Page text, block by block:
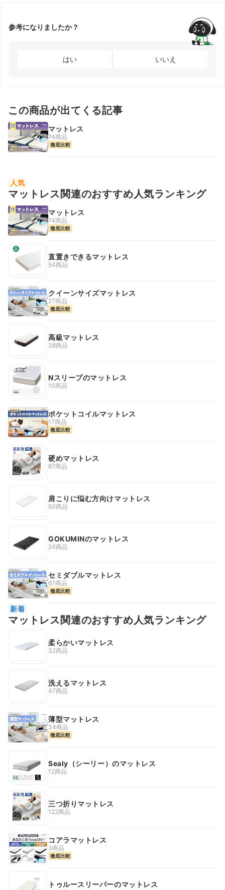
参考になりましたか？
はい いいえ
この商品が出てくる記事
マットレス
74商品
徹底比較
人気
マットレス関連のおすすめ人気ランキング
マットレス
74商品
徹底比較
直置きできるマットレス
54商品
クイーンサイズマットレス
27商品
徹底比較
高級マットレス
38商品
Nスリープのマットレス
10商品
ポケットコイルマットレス
17商品
徹底比較
硬めマットレス
87商品
肩こりに悩む方向けマットレス
50商品
GOKUMINのマットレス
24商品
セミダブルマットレス
67商品
徹底比較
新着
マットレス関連のおすすめ人気ランキング
柔らかいマットレス
32商品
洗えるマットレス
47商品
薄型マットレス
34商品
徹底比較
Sealy（シーリー）のマットレス
12商品
三つ折りマットレス
122商品
コアラマットレス
3商品
徹底比較
トゥルースリーパーのマットレス